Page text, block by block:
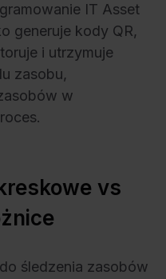
IT Asset
generuje kody QR,
i utrzymuje
zasobu,
w
vs
śledzenia zasobów